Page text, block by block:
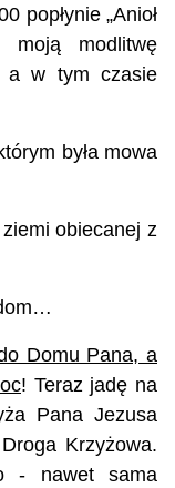
popłynie „Anioł
moją modlitwę
a w tym czasie
była mowa
obiecanej z
Domu Pana, a
! Teraz jadę na
Pana Jezusa
Krzyżowa.
- nawet sama